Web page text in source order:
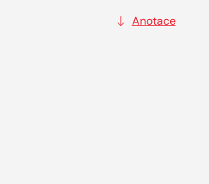
Anotace